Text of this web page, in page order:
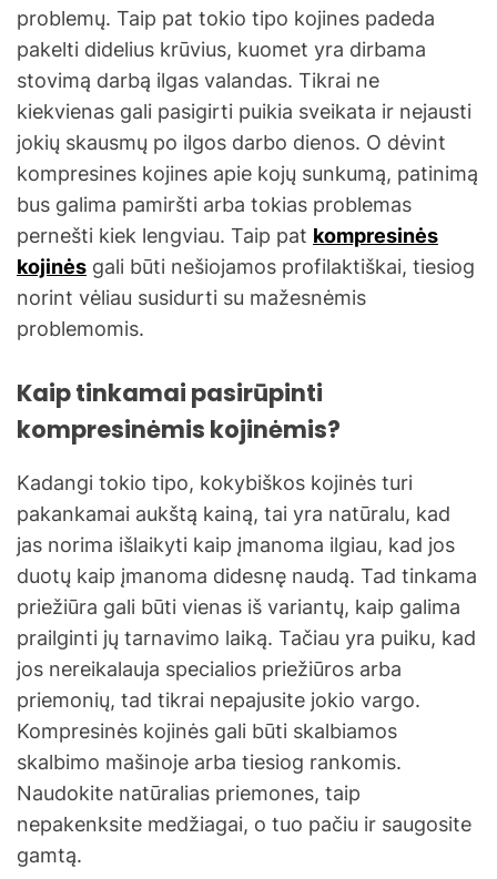
problemų. Taip pat tokio tipo kojines padeda
pakelti didelius krūvius, kuomet yra dirbama
stovimą darbą ilgas valandas. Tikrai ne
kiekvienas gali pasigirti puikia sveikata ir nejausti
jokių skausmų po ilgos darbo dienos. O dėvint
kompresines kojines apie kojų sunkumą, patinimą
bus galima pamiršti arba tokias problemas
pernešti kiek lengviau. Taip pat kompresinės
kojinės gali būti nešiojamos profilaktiškai, tiesiog
norint vėliau susidurti su mažesnėmis
problemomis.
Kaip tinkamai pasirūpinti
kompresinėmis kojinėmis?
Kadangi tokio tipo, kokybiškos kojinės turi
pakankamai aukštą kainą, tai yra natūralu, kad
jas norima išlaikyti kaip įmanoma ilgiau, kad jos
duotų kaip įmanoma didesnę naudą. Tad tinkama
priežiūra gali būti vienas iš variantų, kaip galima
prailginti jų tarnavimo laiką. Tačiau yra puiku, kad
jos nereikalauja specialios priežiūros arba
priemonių, tad tikrai nepajusite jokio vargo.
Kompresinės kojinės gali būti skalbiamos
skalbimo mašinoje arba tiesiog rankomis.
Naudokite natūralias priemones, taip
nepakenksite medžiagai, o tuo pačiu ir saugosite
gamtą.